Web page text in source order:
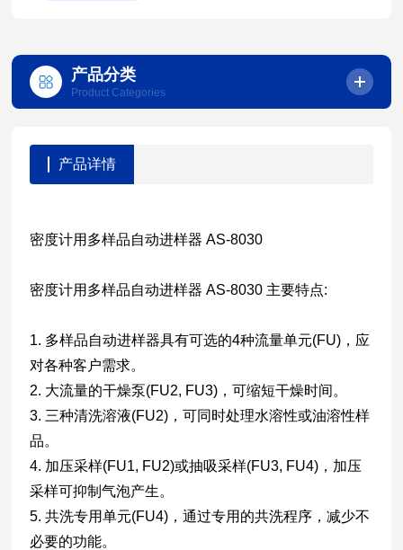
产品分类
Product Categories
产品详情
密度计用多样品自动进样器 AS-8030
密度计用多样品自动进样器 AS-8030 主要特点:
1. 多样品自动进样器具有可选的4种流量单元(FU)，应
对各种客户需求。
2. 大流量的干燥泵(FU2, FU3)，可缩短干燥时间。
3. 三种清洗溶液(FU2)，可同时处理水溶性或油溶性样
品。
4. 加压采样(FU1, FU2)或抽吸采样(FU3, FU4)，加压
采样可抑制气泡产生。
5. 共洗专用单元(FU4)，通过专用的共洗程序，减少不
必要的功能。